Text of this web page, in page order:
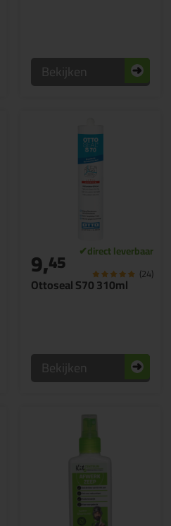
Bekijken
Ottoseal S70 310ml
9,45 (24)
Bekijken